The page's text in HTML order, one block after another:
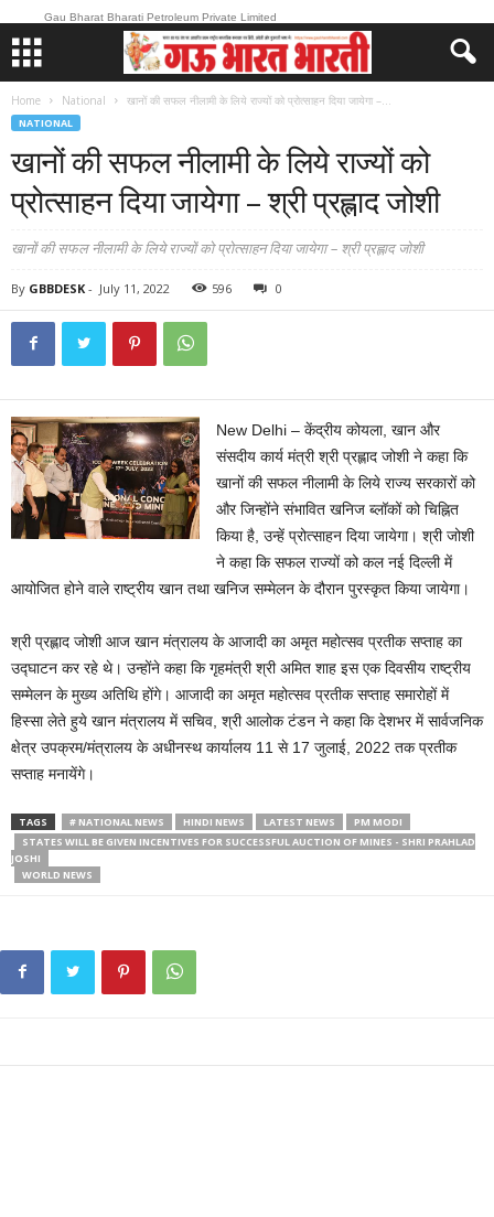
Gau Bharat Bharati Petroleum Private Limited
Home National खानों की सफल नीलामी के लिये राज्यों को प्रोत्साहन दिया जायेगा –...
NATIONAL
खानों की सफल नीलामी के लिये राज्यों को
प्रोत्साहन दिया जायेगा – श्री प्रह्लाद जोशी
खानों की सफल नीलामी के लिये राज्यों को प्रोत्साहन दिया जायेगा – श्री प्रह्लाद जोशी
By GBBDESK - July 11, 2022 596 0
New Delhi – केंद्रीय कोयला, खान और
संसदीय कार्य मंत्री श्री प्रह्लाद जोशी ने कहा कि
खानों की सफल नीलामी के लिये राज्य सरकारों को
और जिन्होंने संभावित खनिज ब्लॉकों को चिह्नित
किया है, उन्हें प्रोत्साहन दिया जायेगा। श्री जोशी
ने कहा कि सफल राज्यों को कल नई दिल्ली में
आयोजित होने वाले राष्ट्रीय खान तथा खनिज सम्मेलन के दौरान पुरस्कृत किया जायेगा।
श्री प्रह्लाद जोशी आज खान मंत्रालय के आजादी का अमृत महोत्सव प्रतीक सप्ताह का
उद्घाटन कर रहे थे। उन्होंने कहा कि गृहमंत्री श्री अमित शाह इस एक दिवसीय राष्ट्रीय
सम्मेलन के मुख्य अतिथि होंगे। आजादी का अमृत महोत्सव प्रतीक सप्ताह समारोहों में
हिस्सा लेते हुये खान मंत्रालय में सचिव, श्री आलोक टंडन ने कहा कि देशभर में सार्वजनिक
क्षेत्र उपक्रम/मंत्रालय के अधीनस्थ कार्यालय 11 से 17 जुलाई, 2022 तक प्रतीक
सप्ताह मनायेंगे।
TAGS # NATIONAL NEWS HINDI NEWS LATEST NEWS
PM MODI
STATES WILL BE GIVEN INCENTIVES FOR SUCCESSFUL AUCTION OF MINES - SHRI PRAHLAD
JOSHI
WORLD NEWS